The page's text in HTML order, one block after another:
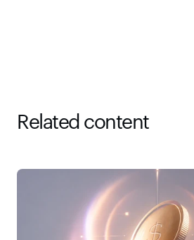
Related content